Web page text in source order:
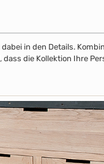
in den Details.
die Kollektion Ihre